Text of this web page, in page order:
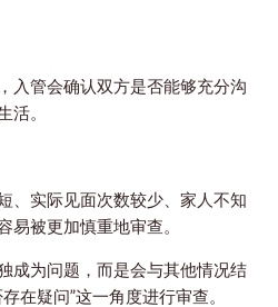
入管会确认双方是否能够充分沟
活。
、实际见面次数较少、家人不知
易被更加慎重地审查。
成为问题，而是会与其他情况结
在疑问”这一角度进行审查。